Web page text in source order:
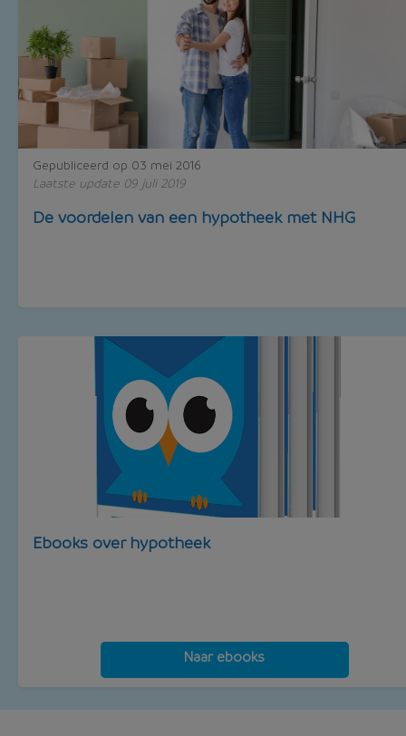
Gepubliceerd op 03 mei 2016
Laatste update 09 juli 2019
De voordelen van een hypotheek met NHG
Ebooks over hypotheek
Naar ebooks